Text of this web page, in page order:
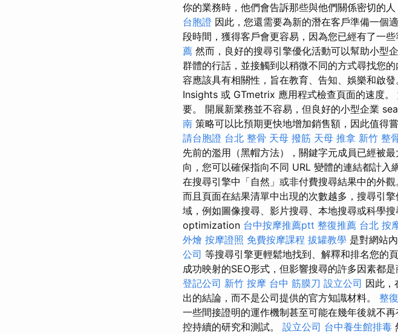
你的業務時，他們會告訴那些與他們關係密切的
台胞證 因此，您還需要為新的潛在客戶準備一個
段時間，獲得客戶會更容易，因為您已經有了一
薦 然而，良好的搜尋引擎優化活動可以幫助小型
群體的行話，並接觸到以稍微不同的方式尋找您
容應該具有相關性，旨在教育、告知、娛樂和啟
Insights 或 GTmetrix 應用程式檢查頁面的速度
要。 開展新業務並不容易，但良好的小型企業
南 策略可以比預期更快地增加銷售額，因此值
請台胞證 台北 整骨 天母 撥筋 天母 推拿 新竹 整
先前的濫用（黑帽方法），關鍵字元成員已經被
向，您可以確保指向不同 URL 變體的連結都計
在搜尋引擎中「自然」或非付費搜尋結果中的外
而且頁面在結果清單中出現的次數越多，搜尋引
域，例如圖像搜尋、影片搜尋、本地搜尋或科學
optimization 台中按摩推薦ptt 整復推薦 台北 按
外燴 按摩證照 免費按摩課程 拔罐教學 是對網站
公司 等搜尋引擎更輕鬆地找到、解釋和排名您的
成功映射的SEO形式，但影響搜尋的許多因素都是
登記公司 新竹 按摩 台中 筋膜刀 設立公司 因此，
出的結論，而不是公司提供的官方知識材料。 整
一些間接證明的運作機制甚至可能在幾年後就不再
控持續的研究和測試。 設立公司 台中養生館排毒